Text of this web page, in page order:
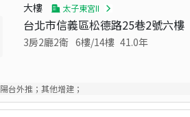
大樓 太子東宮II
台北市信義區松德路25巷2號六樓
3房2廳2衛 6樓/14樓 41.0年
陽台外推；其他增建；